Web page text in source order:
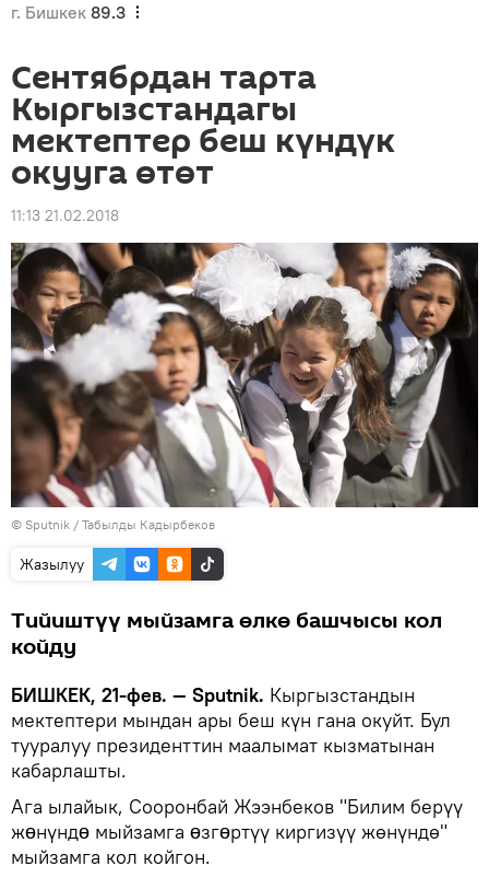
г. Бишкек 89.3
Сентябрдан тарта
Кыргызстандагы
мектептер беш күндүк
окууга өтөт
11:13 21.02.2018
© Sputnik / Табылды Кадырбеков
Жазылуу
Тийиштүү мыйзамга өлкө башчысы кол
койду
БИШКЕК, 21-фев. — Sputnik. Кыргызстандын
мектептери мындан ары беш күн гана окуйт. Бул
тууралуу президенттин маалымат кызматынан
кабарлашты.
Ага ылайык, Сооронбай Жээнбеков "Билим берүү
жɵнүндɵ мыйзамга ɵзгɵртүү киргизүү жөнүндө"
мыйзамга кол койгон.